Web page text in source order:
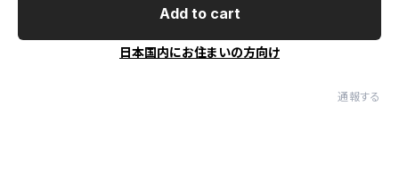
Add to cart
日本国内にお住まいの方向け
通報する